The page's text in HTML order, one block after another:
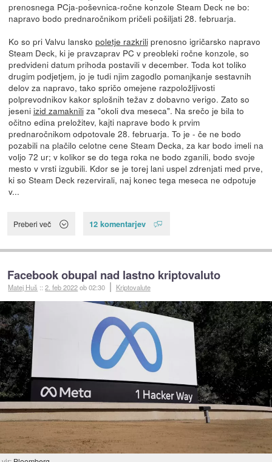
prenosnega PCja-poševnica-ročne konzole Steam Deck ne bo:
napravo bodo prednaročnikom pričeli pošiljati 28. februarja.
Ko so pri Valvu lansko poletje razkriliprenosno igričarsko napravo
Steam Deck, ki je pravzaprav PC v preobleki ročne konzole, so
predvideni datum prihoda postavili v december. Toda kot toliko
drugim podjetjem, jo je tudi njim zagodlo pomanjkanje sestavnih
delov za napravo, tako spričo omejene razpoložljivosti
polprevodnikov kakor splošnih težav z dobavno verigo. Zato so
jeseni izid zamakniliza "okoli dva meseca". Na srečo je bila to
očitno edina preložitev, kajti naprave bodo k prvim
prednaročnikom odpotovale 28. februarja. To je - če ne bodo
pozabili na plačilo celotne cene Steam Decka, za kar bodo imeli na
voljo 72 ur; v kolikor se do tega roka ne bodo zganili, bodo svoje
mesto v vrsti izgubili. Kdor se je torej lani uspel zdrenjati med prve,
ki so Steam Deck rezervirali, naj konec tega meseca ne odpotuje
v...
Preberi več 12 komentarjev
Facebook obupal nad lastno kriptovaluto
Matej Huš ::2. feb 2022ob 02:30 Kriptovalute